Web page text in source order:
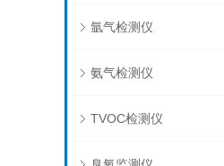
氩气检测仪
氨气检测仪
TVOC检测仪